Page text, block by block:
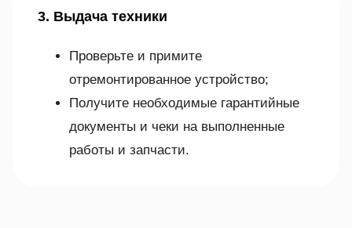
3. Выдача техники
Проверьте и примите
отремонтированное устройство;
Получите необходимые гарантийные
документы и чеки на выполненные
работы и запчасти.